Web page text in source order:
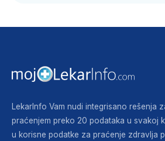
LekarInfo Vam nudi integrisano rešenja
praćenjem preko 20 podataka u svakoj
u korisne podatke za praćenje zdravlja